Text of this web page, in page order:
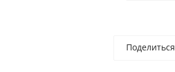
Поделиться